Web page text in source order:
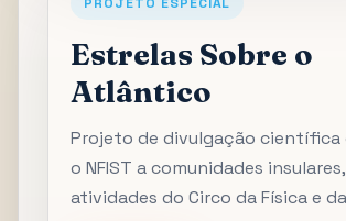
Estrelas Sobre o
Atlântico
Projeto de divulgação científica
o NFIST a comunidades
atividades do Circo da Física e